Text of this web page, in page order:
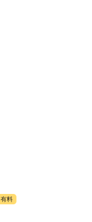
有料